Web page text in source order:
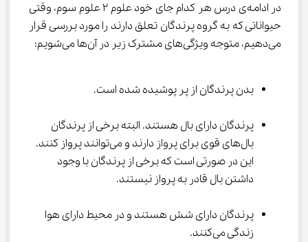
در ادامه‌ی درس هر کدام جای خود علوم ۲ علوم سوم، وقتی
حیواناتی که به گروه پرندگان تعلق دارند را مورد بررسی قرار
می‌دهیم، متوجه ویژگی‌های مشترک زیر در آن‌ها می‌شویم:
بدن پرندگان از پر پوشیده شده است.
پرندگان دارای بال هستند. البته برخی از پرندگان
بال‌های قوی برای پرواز دارند و می‌توانند پرواز کنند.
این در صورتی است که برخی از پرندگان با وجود
داشتن بال قادر به پرواز نیستند.
پرندگان دارای شش هستند و در محیط دارای هوا
زندگی می‌کنند.